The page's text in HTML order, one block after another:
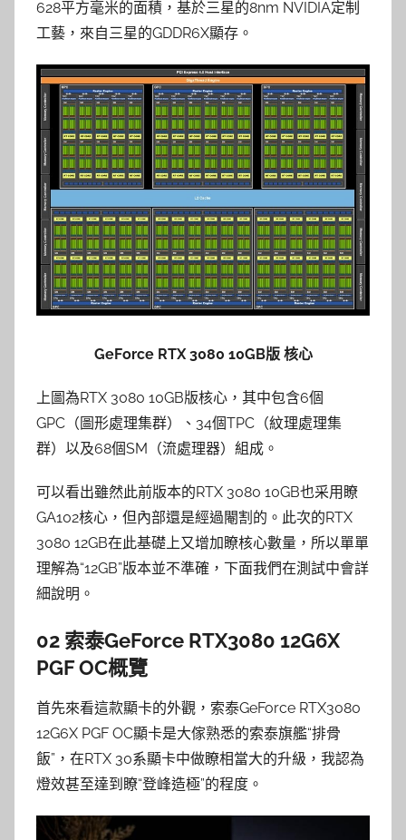
628平方毫米的面積，基於三星的8nm NVIDIA定制
工藝，來自三星的GDDR6X顯存。
GeForce RTX 3080 10GB版 核心
上圖為RTX 3080 10GB版核心，其中包含6個
GPC（圖形處理集群）、34個TPC（紋理處理集
群）以及68個SM（流處理器）組成。
可以看出雖然此前版本的RTX 3080 10GB也采用瞭
GA102核心，但內部還是經過閹割的。此次的RTX
3080 12GB在此基礎上又增加瞭核心數量，所以單單
理解為“12GB”版本並不準確，下面我們在測試中會詳
細說明。
02 索泰GeForce RTX3080 12G6X
PGF OC概覽
首先來看這款顯卡的外觀，索泰GeForce RTX3080
12G6X PGF OC顯卡是大傢熟悉的索泰旗艦“排骨
飯”，在RTX 30系顯卡中做瞭相當大的升級，我認為
燈效甚至達到瞭“登峰造極”的程度。